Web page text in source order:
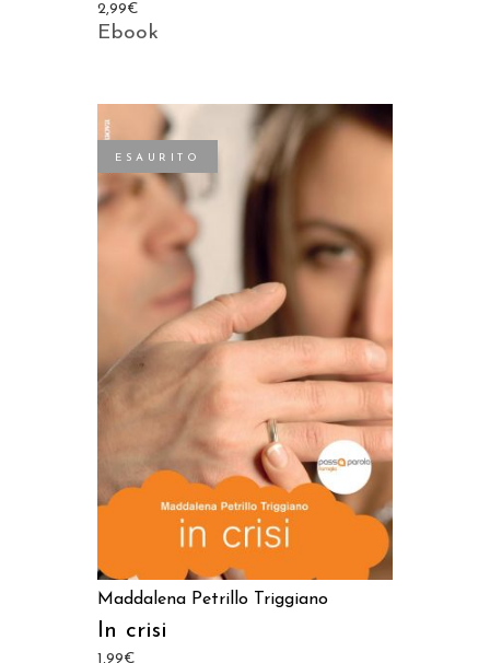
2,99€
Ebook
ESAURITO
LEGGI TUTTO
Maddalena Petrillo Triggiano
In crisi
1,99€